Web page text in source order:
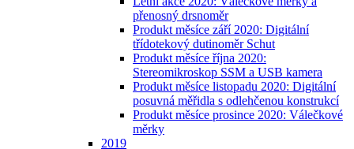
přenosný drsnoměr
Produkt měsíce září 2020: Digitální
třídotekový dutinoměr Schut
Produkt měsíce října 2020:
Stereomikroskop SSM a USB kamera
Produkt měsíce listopadu 2020: Digitální
posuvná měřidla s odlehčenou konstrukcí
Produkt měsíce prosince 2020: Válečkové
měrky
2019